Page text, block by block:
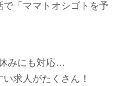
「ママトオシゴトを予
みにも対応…
求人がたくさん！